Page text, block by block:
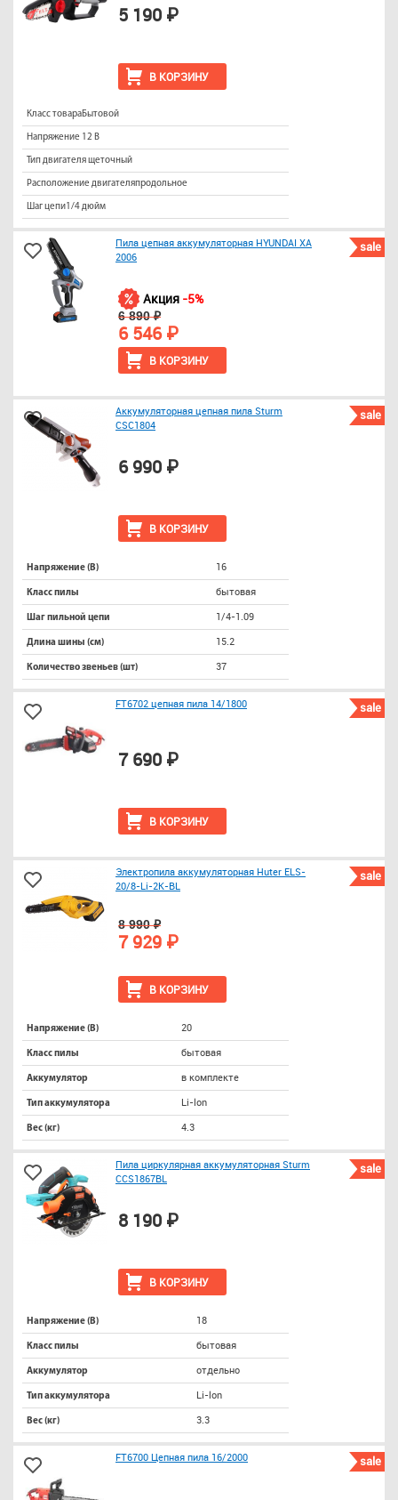
В КОРЗИНУ
5 190 ₽
Класс товараБытовой
Напряжение 12 В
Тип двигателя щеточный
Расположение двигателяпродольное
Шаг цепи1/4 дюйм
sale
Пила цепная аккумуляторная HYUNDAI XA
2006
В КОРЗИНУ
Акция -5%
6 890 ₽
6 546 ₽
sale
Аккумуляторная цепная пила Sturm
CSC1804
В КОРЗИНУ
6 990 ₽
Напряжение (В) 16
Класс пилы бытовая
Шаг пильной цепи 1/4-1.09
Длина шины (см) 15.2
Количество звеньев (шт) 37
sale
FT6702 цепная пила 14/1800
В КОРЗИНУ
7 690 ₽
sale
Электропила аккумуляторная Huter ELS-
20/8-Li-2К-BL
В КОРЗИНУ
8 990 ₽
7 929 ₽
Напряжение (В) 20
Класс пилы бытовая
Аккумулятор в комплекте
Тип аккумулятора Li-lon
Вес (кг) 4.3
sale
Пила циркулярная аккумуляторная Sturm
CCS1867BL
В КОРЗИНУ
8 190 ₽
Напряжение (В) 18
Класс пилы бытовая
Аккумулятор отдельно
Тип аккумулятора Li-lon
Вес (кг) 3.3
sale
FT6700 Цепная пила 16/2000